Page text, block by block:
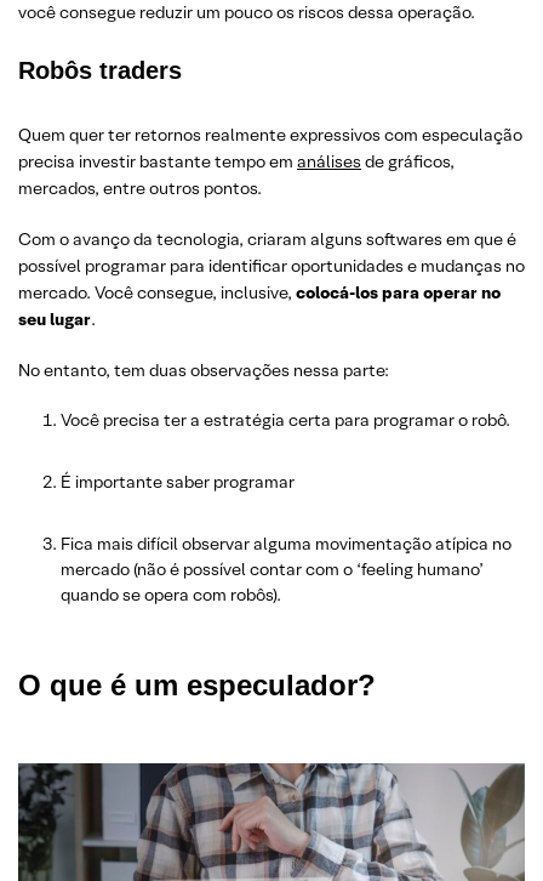
você consegue reduzir um pouco os riscos dessa operação.
Robôs traders
Quem quer ter retornos realmente expressivos com especulação
precisa investir bastante tempo em análises de gráficos,
mercados, entre outros pontos.
Com o avanço da tecnologia, criaram alguns softwares em que é
possível programar para identificar oportunidades e mudanças no
mercado. Você consegue, inclusive, colocá-los para operar no
seu lugar.
No entanto, tem duas observações nessa parte:
Você precisa ter a estratégia certa para programar o robô.
É importante saber programar
Fica mais difícil observar alguma movimentação atípica no
mercado (não é possível contar com o ‘feeling humano’
quando se opera com robôs).
O que é um especulador?